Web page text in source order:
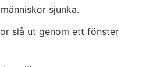
sjunka.
slå ut genom ett fönster